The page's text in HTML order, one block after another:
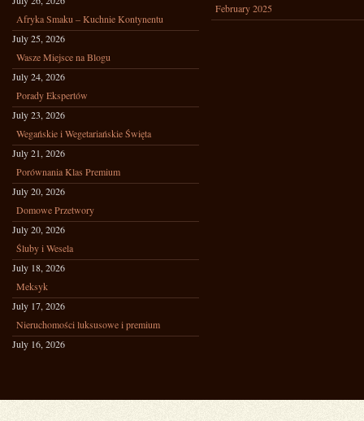
Afryka Smaku – Kuchnie Kontynentu
July 25, 2026
Wasze Miejsce na Blogu
July 24, 2026
Porady Ekspertów
July 23, 2026
Wegańskie i Wegetariańskie Święta
July 21, 2026
Porównania Klas Premium
July 20, 2026
Domowe Przetwory
July 20, 2026
Śluby i Wesela
July 18, 2026
Meksyk
July 17, 2026
Nieruchomości luksusowe i premium
July 16, 2026
February 2025